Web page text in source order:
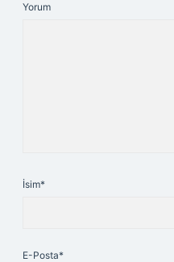
Yorum
İsim*
E-Posta*